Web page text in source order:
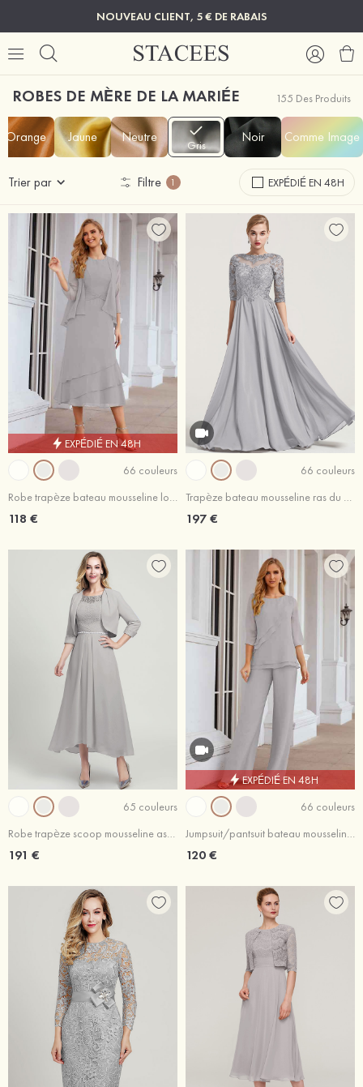
NOUVEAU CLIENT, 5 € DE RABAIS
ROBES DE MÈRE DE LA MARIÉE 155 Des Produits
Orange Jaune Neutre Gris Noir Comme Image
Trier par Filtre 1 EXPÉDIÉ EN 48H
EXPÉDIÉ EN 48H
66 couleurs
Robe trapèze bateau mousseline longueur mollet robe de mère de la mariée
118 €
66 couleurs
Trapèze bateau mousseline ras du sol robe de mere de la mariée portobello
197 €
65 couleurs
Robe trapèze scoop mousseline asymétrique robe de mère de la mariée avec perle dentelle plissé veste
191 €
EXPÉDIÉ EN 48H
66 couleurs
Jumpsuit/pantsuit bateau mousseline longueur ras du sol robe de mère de la mariée
120 €